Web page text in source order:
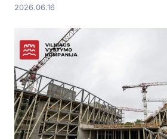
2026.06.16